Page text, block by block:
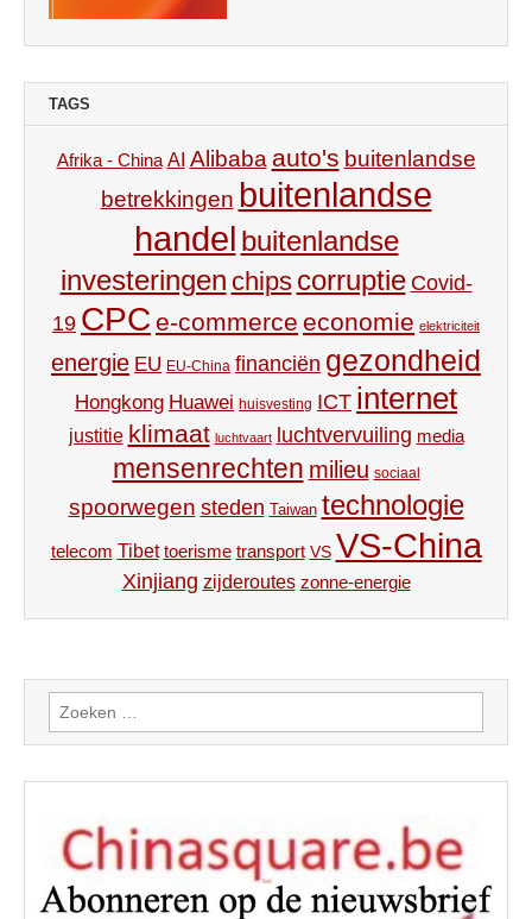
TAGS
Afrika - China AI Alibaba auto's buitenlandse
betrekkingen buitenlandse
handel buitenlandse
investeringen chips corruptie Covid-
19 CPC e-commerce economie elektriciteit
energie EU EU-China financiën gezondheid
Hongkong Huawei huisvesting ICT internet
justitie klimaat luchtvaart luchtvervuiling media
mensenrechten milieu sociaal
spoorwegen steden Taiwan technologie
telecom Tibet toerisme transport VS VS-China
Xinjiang zijderoutes zonne-energie
Zoeken
naar: